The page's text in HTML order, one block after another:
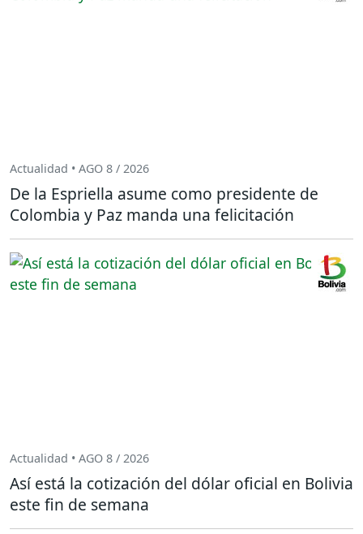
Actualidad • AGO 8 / 2026
De la Espriella asume como presidente de
Colombia y Paz manda una felicitación
Actualidad • AGO 8 / 2026
Así está la cotización del dólar oficial en Bolivia
este fin de semana